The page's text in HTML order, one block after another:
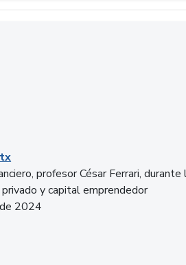
profesor César Ferrari, durante
y capital emprendedor
2024